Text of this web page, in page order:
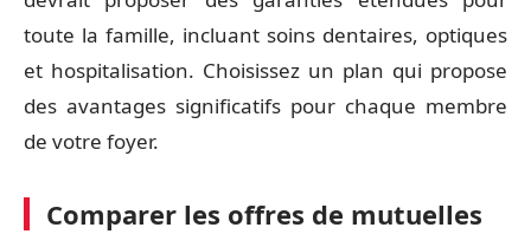
toute la famille, incluant soins dentaires, optiques
et hospitalisation. Choisissez un plan qui propose
des avantages significatifs pour chaque membre
de votre foyer.
Comparer les offres de mutuelles